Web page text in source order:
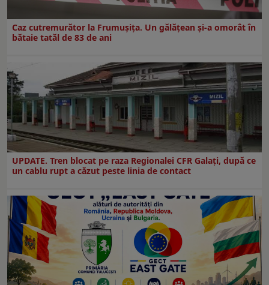
Caz cutremurător la Frumușița. Un gălățean și-a omorât în
bătaie tatăl de 83 de ani
UPDATE. Tren blocat pe raza Regionalei CFR Galați, după ce
un cablu rupt a căzut peste linia de contact